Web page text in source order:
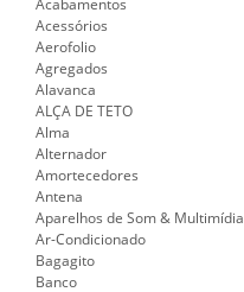
Acabamentos
Acessórios
Aerofolio
Agregados
Alavanca
ALÇA DE TETO
Alma
Alternador
Amortecedores
Antena
Aparelhos de Som & Multimídia
Ar-Condicionado
Bagagito
Banco